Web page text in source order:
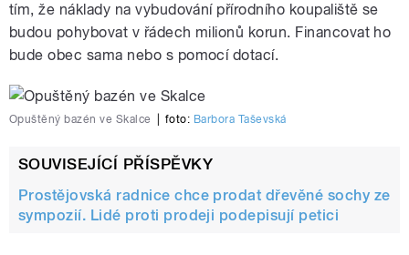
tím, že náklady na vybudování přírodního koupaliště se
budou pohybovat v řádech milionů korun. Financovat ho
bude obec sama nebo s pomocí dotací.
Opuštěný bazén ve Skalce foto: Barbora Taševská
SOUVISEJÍCÍ PŘÍSPĚVKY
Prostějovská radnice chce prodat dřevěné sochy ze
sympozií. Lidé proti prodeji podepisují petici